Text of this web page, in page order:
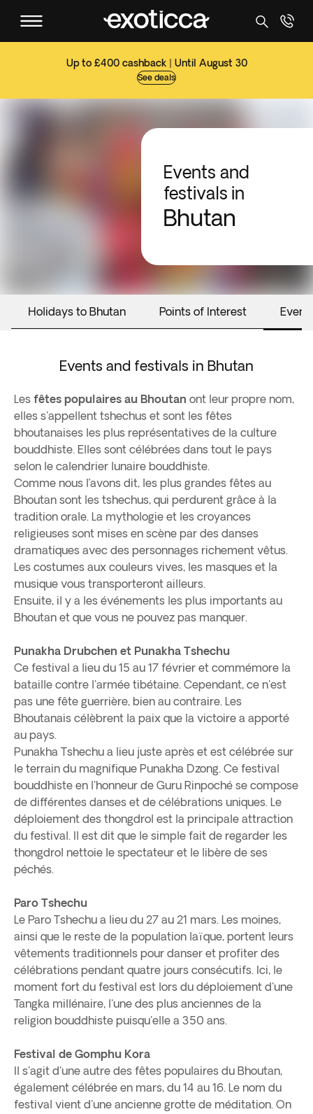
Up to £400 cashback | Until August 30
See deals
Events and
festivals in
Bhutan
Holidays to Bhutan Points of Interest
Events and festivals in Bhutan
Les fêtes populaires au Bhoutan ont leur propre nom,
elles s'appellent tshechus et sont les fêtes
bhoutanaises les plus représentatives de la culture
bouddhiste. Elles sont célébrées dans tout le pays
selon le calendrier lunaire bouddhiste.
Comme nous l’avons dit, les plus grandes fêtes au
Bhoutan sont les tshechus, qui perdurent grâce à la
tradition orale. La mythologie et les croyances
religieuses sont mises en scène par des danses
dramatiques avec des personnages richement vêtus.
Les costumes aux couleurs vives, les masques et la
musique vous transporteront ailleurs.
Ensuite, il y a les événements les plus importants au
Bhoutan et que vous ne pouvez pas manquer.
Punakha Drubchen et Punakha Tshechu
Ce festival a lieu du 15 au 17 février et commémore la
bataille contre l'armée tibétaine. Cependant, ce n'est
pas une fête guerrière, bien au contraire. Les
Bhoutanais célèbrent la paix que la victoire a apporté
au pays.
Punakha Tshechu a lieu juste après et est célébrée sur
le terrain du magnifique Punakha Dzong. Ce festival
bouddhiste en l'honneur de Guru Rinpoché se compose
de différentes danses et de célébrations uniques. Le
déploiement des thongdrol est la principale attraction
du festival. Il est dit que le simple fait de regarder les
thongdrol nettoie le spectateur et le libère de ses
péchés.
Paro Tshechu
Le Paro Tshechu a lieu du 27 au 21 mars. Les moines,
ainsi que le reste de la population laïque, portent leurs
vêtements traditionnels pour danser et profiter des
célébrations pendant quatre jours consécutifs. Ici, le
moment fort du festival est lors du déploiement d'une
Tangka millénaire, l'une des plus anciennes de la
religion bouddhiste puisqu'elle a 350 ans.
Festival de Gomphu Kora
Il s'agit d'une autre des fêtes populaires du Bhoutan,
également célébrée en mars, du 14 au 16. Le nom du
festival vient d'une ancienne grotte de méditation. On